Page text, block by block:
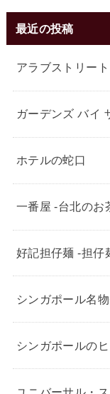
最近の投稿
アラブストリート
ガーデンズ バイ
ホテルの蛇口
一番屋 -台北のお
好記担仔麺 -担仔
シンガポール名
シンガポールの